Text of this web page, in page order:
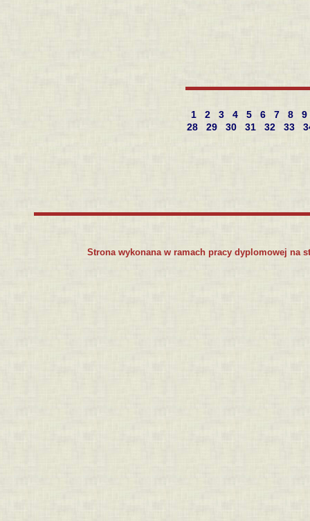
1 2 3 4 5 6 7 8
9
28
29 30 31 32 33
Strona wykonana w ramach pracy dyplomowej na